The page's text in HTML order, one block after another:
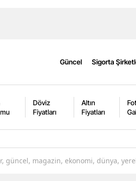
Gümüşhane
Güncel Sigorta
Döviz
Fiyatları
Altın
Fiyatları
güncel, magazin, ekonomi, dünya,